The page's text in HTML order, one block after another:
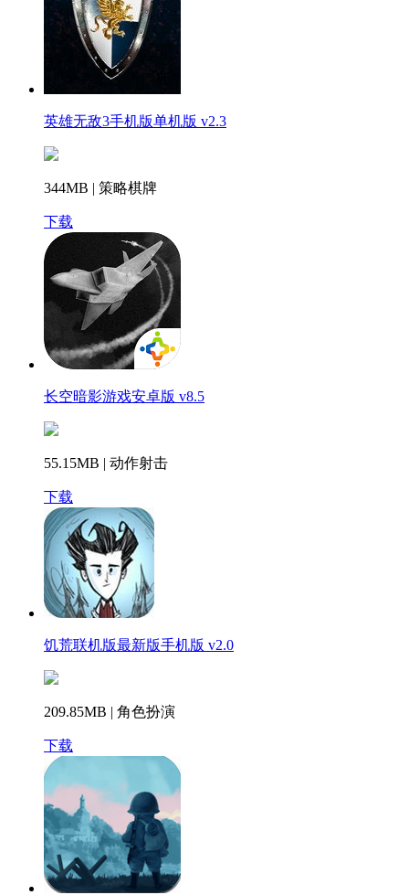
英雄无敌3手机版单机版 v2.3
344MB | 策略棋牌
下载
长空暗影游戏安卓版 v8.5
55.15MB | 动作射击
下载
饥荒联机版最新版手机版 v2.0
209.85MB | 角色扮演
下载